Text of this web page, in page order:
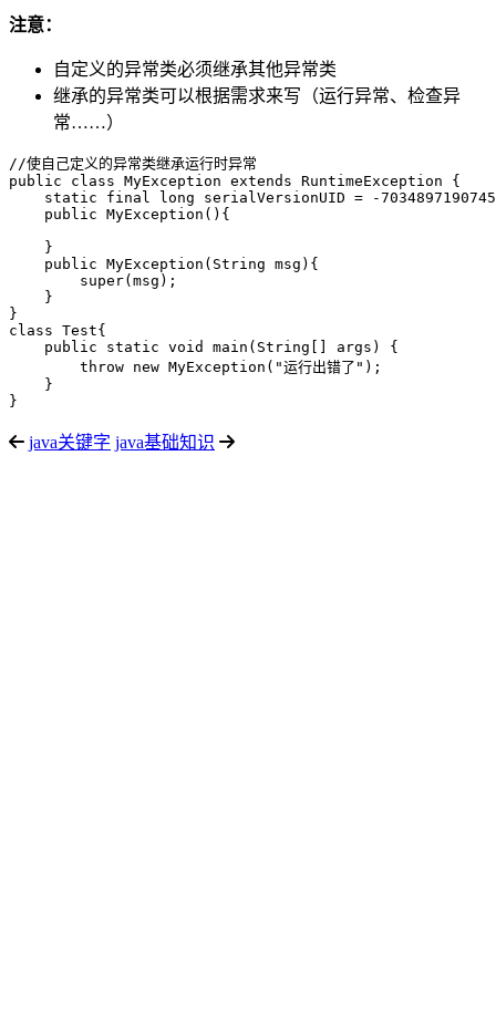
注意：
自定义的异常类必须继承其他异常类
继承的异常类可以根据需求来写（运行异常、检查异
常……）
//使自己定义的异常类继承运行时异常
public class MyException extends RuntimeException {
static final long serialVersionUID = -
    public MyException(){
    }
    public MyException(String msg){
        super(msg);
    }
}
class Test{
    public static void main(String[] args) {
        throw new MyException("运行出错了");
    }
}
java关键字 java基础知识